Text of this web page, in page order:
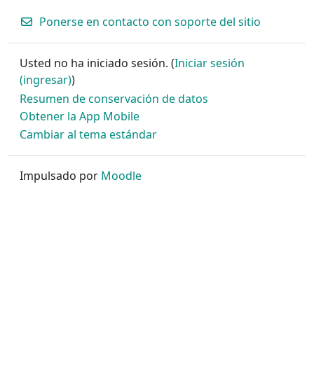
Ponerse en contacto con soporte del sitio
Usted no ha iniciado sesión. (Iniciar sesión
(ingresar))
Resumen de conservación de datos
Obtener la App Mobile
Cambiar al tema estándar
Impulsado por Moodle